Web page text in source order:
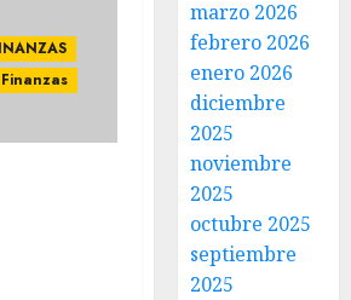
Finanzas
marzo 2026
febrero 2026
enero 2026
diciembre
2025
noviembre
2025
octubre 2025
septiembre
2025